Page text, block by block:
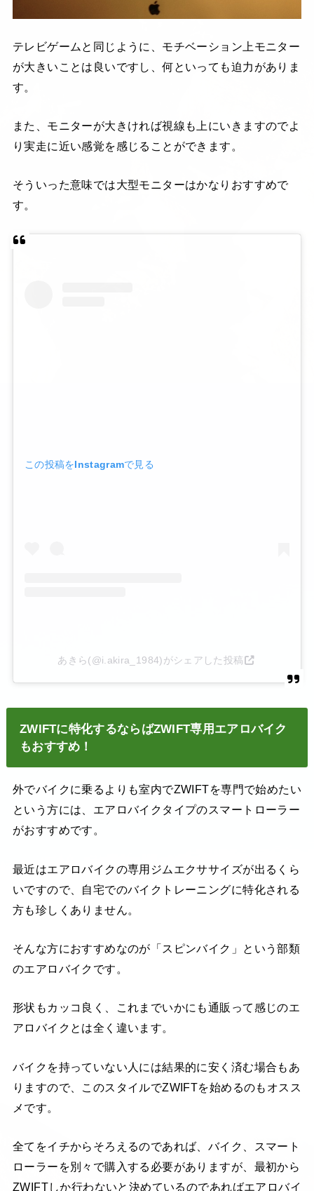
テレビゲームと同じように、モチベーション上モニター
が大きいことは良いですし、何といっても迫力がありま
す。
また、モニターが大きければ視線も上にいきますのでよ
り実走に近い感覚を感じることができます。
そういった意味では大型モニターはかなりおすすめで
す。
この投稿をInstagramで見る
あきら(@i.akira_1984)がシェアした投稿
ZWIFTに特化するならばZWIFT専用エアロバイク
もおすすめ！
外でバイクに乗るよりも室内でZWIFTを専門で始めたい
という方には、エアロバイクタイプのスマートローラー
がおすすめです。
最近はエアロバイクの専用ジムエクササイズが出るくら
いですので、自宅でのバイクトレーニングに特化される
方も珍しくありません。
そんな方におすすめなのが「スピンバイク」という部類
のエアロバイクです。
形状もカッコ良く、これまでいかにも通販って感じのエ
アロバイクとは全く違います。
バイクを持っていない人には結果的に安く済む場合もあ
りますので、このスタイルでZWIFTを始めるのもオスス
メです。
全てをイチからそろえるのであれば、バイク、スマート
ローラーを別々で購入する必要がありますが、最初から
ZWIFTしか行わないと決めているのであればエアロバイ